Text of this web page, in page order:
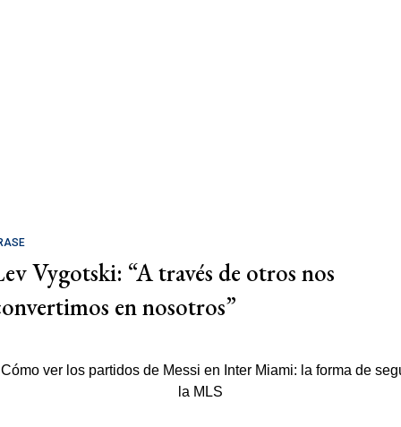
Vygotski: “A través de otros nos
en nosotros”